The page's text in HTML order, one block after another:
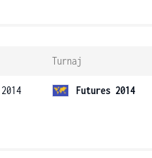
Turnaj
Futures 2014